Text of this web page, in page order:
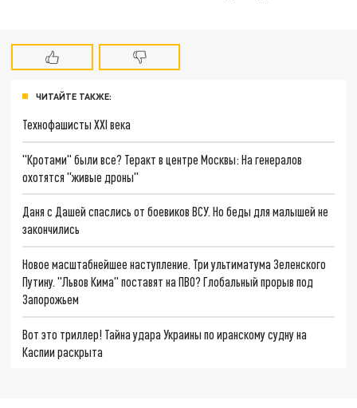
ЧИТАЙТЕ ТАКЖЕ:
Технофашисты XXI века
"Кротами" были все? Теракт в центре Москвы: На генералов
охотятся "живые дроны"
Даня с Дашей спаслись от боевиков ВСУ. Но беды для малышей не
закончились
Новое масштабнейшее наступление. Три ультиматума Зеленского
Путину. "Львов Кима" поставят на ПВО? Глобальный прорыв под
Запорожьем
Вот это триллер! Тайна удара Украины по иранскому судну на
Каспии раскрыта